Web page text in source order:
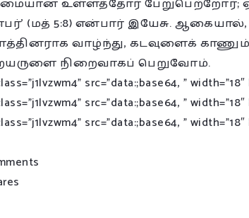
உள்ளத்தோர் பேறுபெற்றோர்;
(மத் 5:8) என்பார் இயேசு.
வாழ்ந்து, கடவுளைக்
நிறைவாகப் பெறுவோம்.
src="data:;base64, ”
src="data:;base64, ”
src="data:;base64, ”